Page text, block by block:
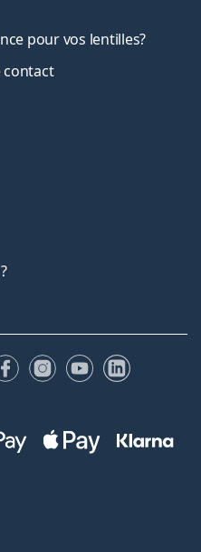
pour vos lentilles?
contact
FacebookInstagram
YouTubeLinkedIn